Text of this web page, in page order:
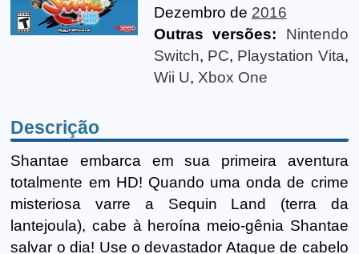
Dezembro de 2016
Outras versões:
Nintendo
Switch, PC, Playstation Vita,
Wii U, Xbox One
Descrição
Shantae embarca em sua primeira aventura
totalmente em HD! Quando uma onda de crime
misteriosa varre a Sequin Land (terra da
lantejoula), cabe à heroína meio-gênia Shantae
salvar o dia! Use o devastador Ataque de cabelo